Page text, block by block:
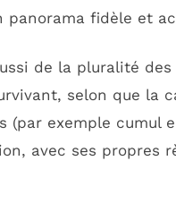
fidèle et
de la pluralité
selon que la
(par exemple cumul
avec ses propres